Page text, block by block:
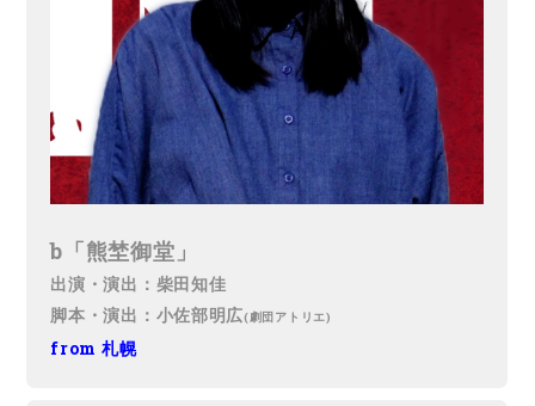
b「熊埜御堂」
出演・演出：柴田知佳
脚本・演出：小佐部明広(劇団アトリエ)
from 札幌